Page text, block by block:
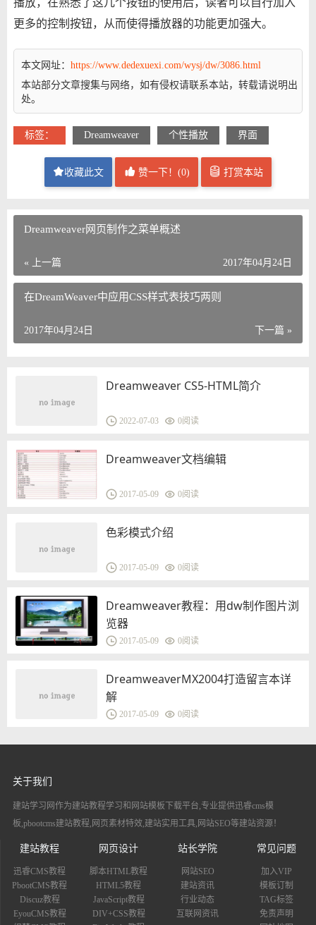
更多的控制按钮，从而使得播放器的功能更加强大。
本文网址： https://www.dedexuexi.com/wysj/dw/3086.html
本站部分文章搜集与网络，如有侵权请联系本站，转载请说明出
处。
标签： Dreamweaver 个性播放 界面
收藏此文 赞一下！(0) 打赏本站
Dreamweaver网页制作之菜单概述
« 上一篇 2017年04月24日
在DreamWeaver中应用CSS样式表技巧两则
2017年04月24日 下一篇 »
Dreamweaver CS5-HTML简介
2022-07-03 0阅读
Dreamweaver文档编辑
2017-05-09 0阅读
色彩模式介绍
2017-05-09 0阅读
Dreamweaver教程：用dw制作图片浏
览器
2017-05-09 0阅读
DreamweaverMX2004打造留言本详
解
2017-05-09 0阅读
关于我们
建站学习网作为建站教程学习和网站模板下载平台,专业提供迅睿cms模
板,pbootcms建站教程,网页素材特效,建站实用工具,网站SEO等建站资源！
建站教程
迅睿CMS教程
PbootCMS教程
Discuz教程
EyouCMS教程
网页设计
脚本HTML教程
HTML5教程
JavaScript教程
DIV+CSS教程
站长学院
网站SEO
建站资讯
行业动态
互联网资讯
常见问题
加入VIP
模板订制
TAG标签
免责声明